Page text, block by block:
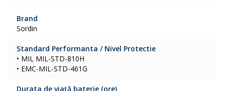
Brand
Sordin
Standard Performanta / Nivel Protectie
• MIL MIL-STD-810H
• EMC-MIL-STD-461G
Durata de viață baterie (ore)